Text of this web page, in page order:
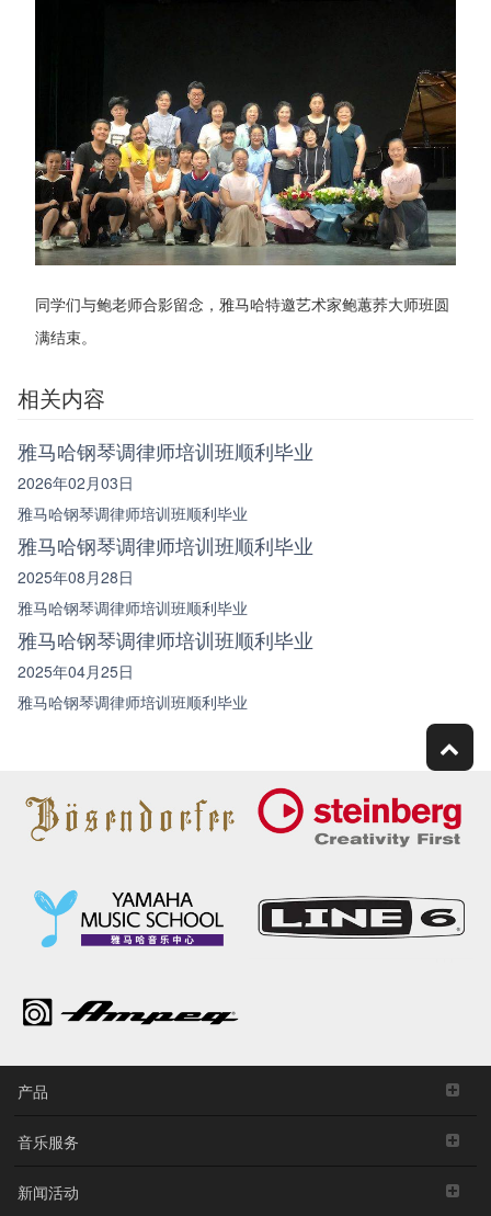
同学们与鲍老师合影留念，雅马哈特邀艺术家鲍蕙荞大师班圆
满结束。
相关内容
雅马哈钢琴调律师培训班顺利毕业
2026年02月03日
雅马哈钢琴调律师培训班顺利毕业
雅马哈钢琴调律师培训班顺利毕业
2025年08月28日
雅马哈钢琴调律师培训班顺利毕业
雅马哈钢琴调律师培训班顺利毕业
2025年04月25日
雅马哈钢琴调律师培训班顺利毕业
产品
音乐服务
新闻活动